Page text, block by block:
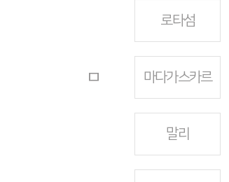
로타섬
ㅁ 마다가스카르
말리